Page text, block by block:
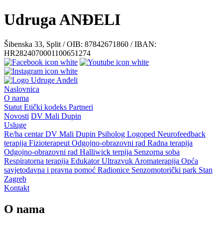
Udruga ANĐELI
Šibenska 33, Split / OIB: 87842671860 / IBAN:
HR2824070001100651274
Naslovnica
O nama
Statut Etički kodeks Partneri
Novosti DV Mali Dupin
Usluge
Re/ha centarDV Mali Dupin Psiholog Logoped Neurofeedback
terapija Fizioterapeut Odgojno-obrazovni rad Radna terapija
Odgojno-obrazovni rad Halliwick terpija Senzorna soba
Respiratorna terapija EdukatorUltrazvuk Aromaterapija Opća
savjetodavna i pravna pomoć Radionice Senzomotorički park Stan
Zagreb
Kontakt
O nama